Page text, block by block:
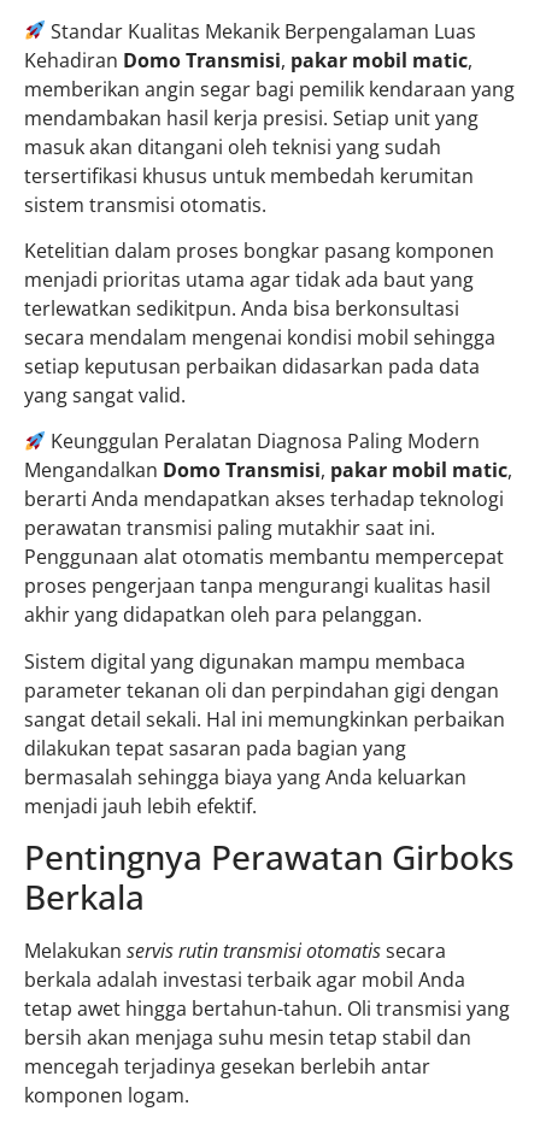
Standar Kualitas Mekanik Berpengalaman Luas
Kehadiran Domo Transmisi, pakar mobil matic,
memberikan angin segar bagi pemilik kendaraan yang
mendambakan hasil kerja presisi. Setiap unit yang
masuk akan ditangani oleh teknisi yang sudah
tersertifikasi khusus untuk membedah kerumitan
sistem transmisi otomatis.
Ketelitian dalam proses bongkar pasang komponen
menjadi prioritas utama agar tidak ada baut yang
terlewatkan sedikitpun. Anda bisa berkonsultasi
secara mendalam mengenai kondisi mobil sehingga
setiap keputusan perbaikan didasarkan pada data
yang sangat valid.
Keunggulan Peralatan Diagnosa Paling Modern
Mengandalkan Domo Transmisi, pakar mobil matic,
berarti Anda mendapatkan akses terhadap teknologi
perawatan transmisi paling mutakhir saat ini.
Penggunaan alat otomatis membantu mempercepat
proses pengerjaan tanpa mengurangi kualitas hasil
akhir yang didapatkan oleh para pelanggan.
Sistem digital yang digunakan mampu membaca
parameter tekanan oli dan perpindahan gigi dengan
sangat detail sekali. Hal ini memungkinkan perbaikan
dilakukan tepat sasaran pada bagian yang
bermasalah sehingga biaya yang Anda keluarkan
menjadi jauh lebih efektif.
Pentingnya Perawatan Girboks
Berkala
Melakukan servis rutin transmisi otomatissecara
berkala adalah investasi terbaik agar mobil Anda
tetap awet hingga bertahun-tahun. Oli transmisi yang
bersih akan menjaga suhu mesin tetap stabil dan
mencegah terjadinya gesekan berlebih antar
komponen logam.